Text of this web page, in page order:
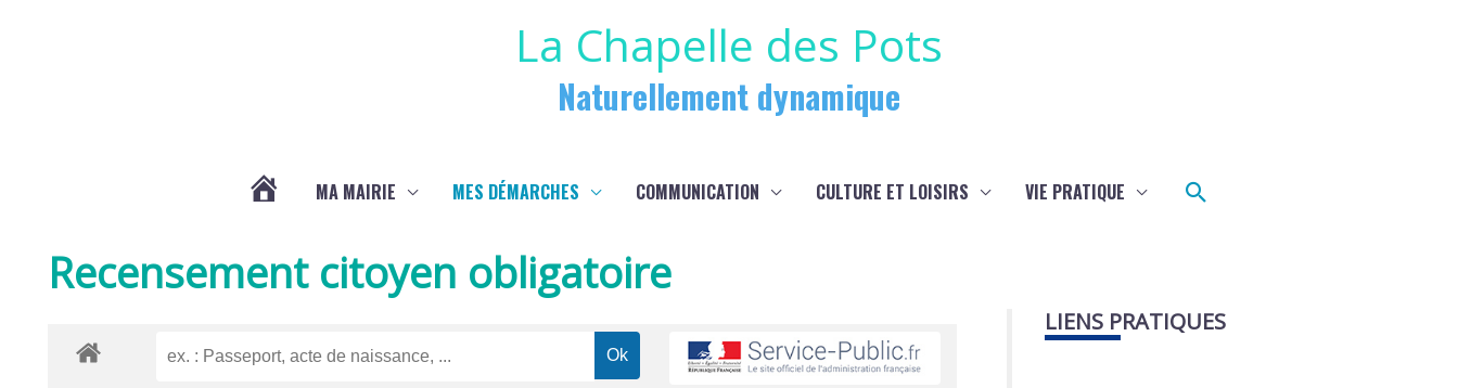
La Chapelle des Pots
Naturellement dynamique
DE
LA
MA MAIRIE MES DÉMARCHES COMMUNICATION CULTURE ET LOISIRS VIE PRATIQUE Rechercher
Recensement citoyen obligatoire
LIENS PRATIQUES